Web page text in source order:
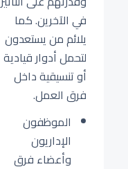
في الآخرين. كما
يلائم من يستعدون
لتحمل أدوار قيادية
أو تنسيقية داخل
فرق العمل.
الموظفون
الإداريون
وأعضاء فرق